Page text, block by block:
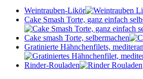
Weintrauben-Likör
Cake Smash Torte, ganz einfach
Cake smash Torte, selbermachen
Gratinierte Hähnchenfilets,
Rinder-Rouladen